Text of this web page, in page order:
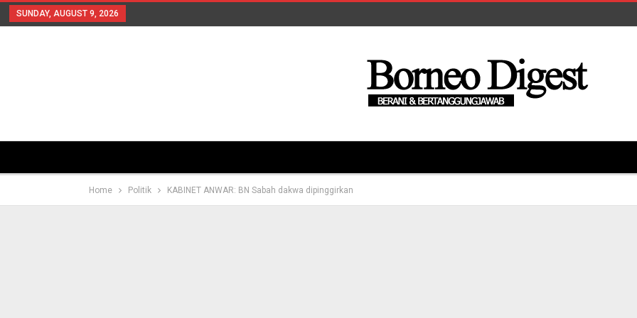
SUNDAY, AUGUST 9, 2026
Home Politik KABINET ANWAR: BN Sabah dakwa dipinggirkan